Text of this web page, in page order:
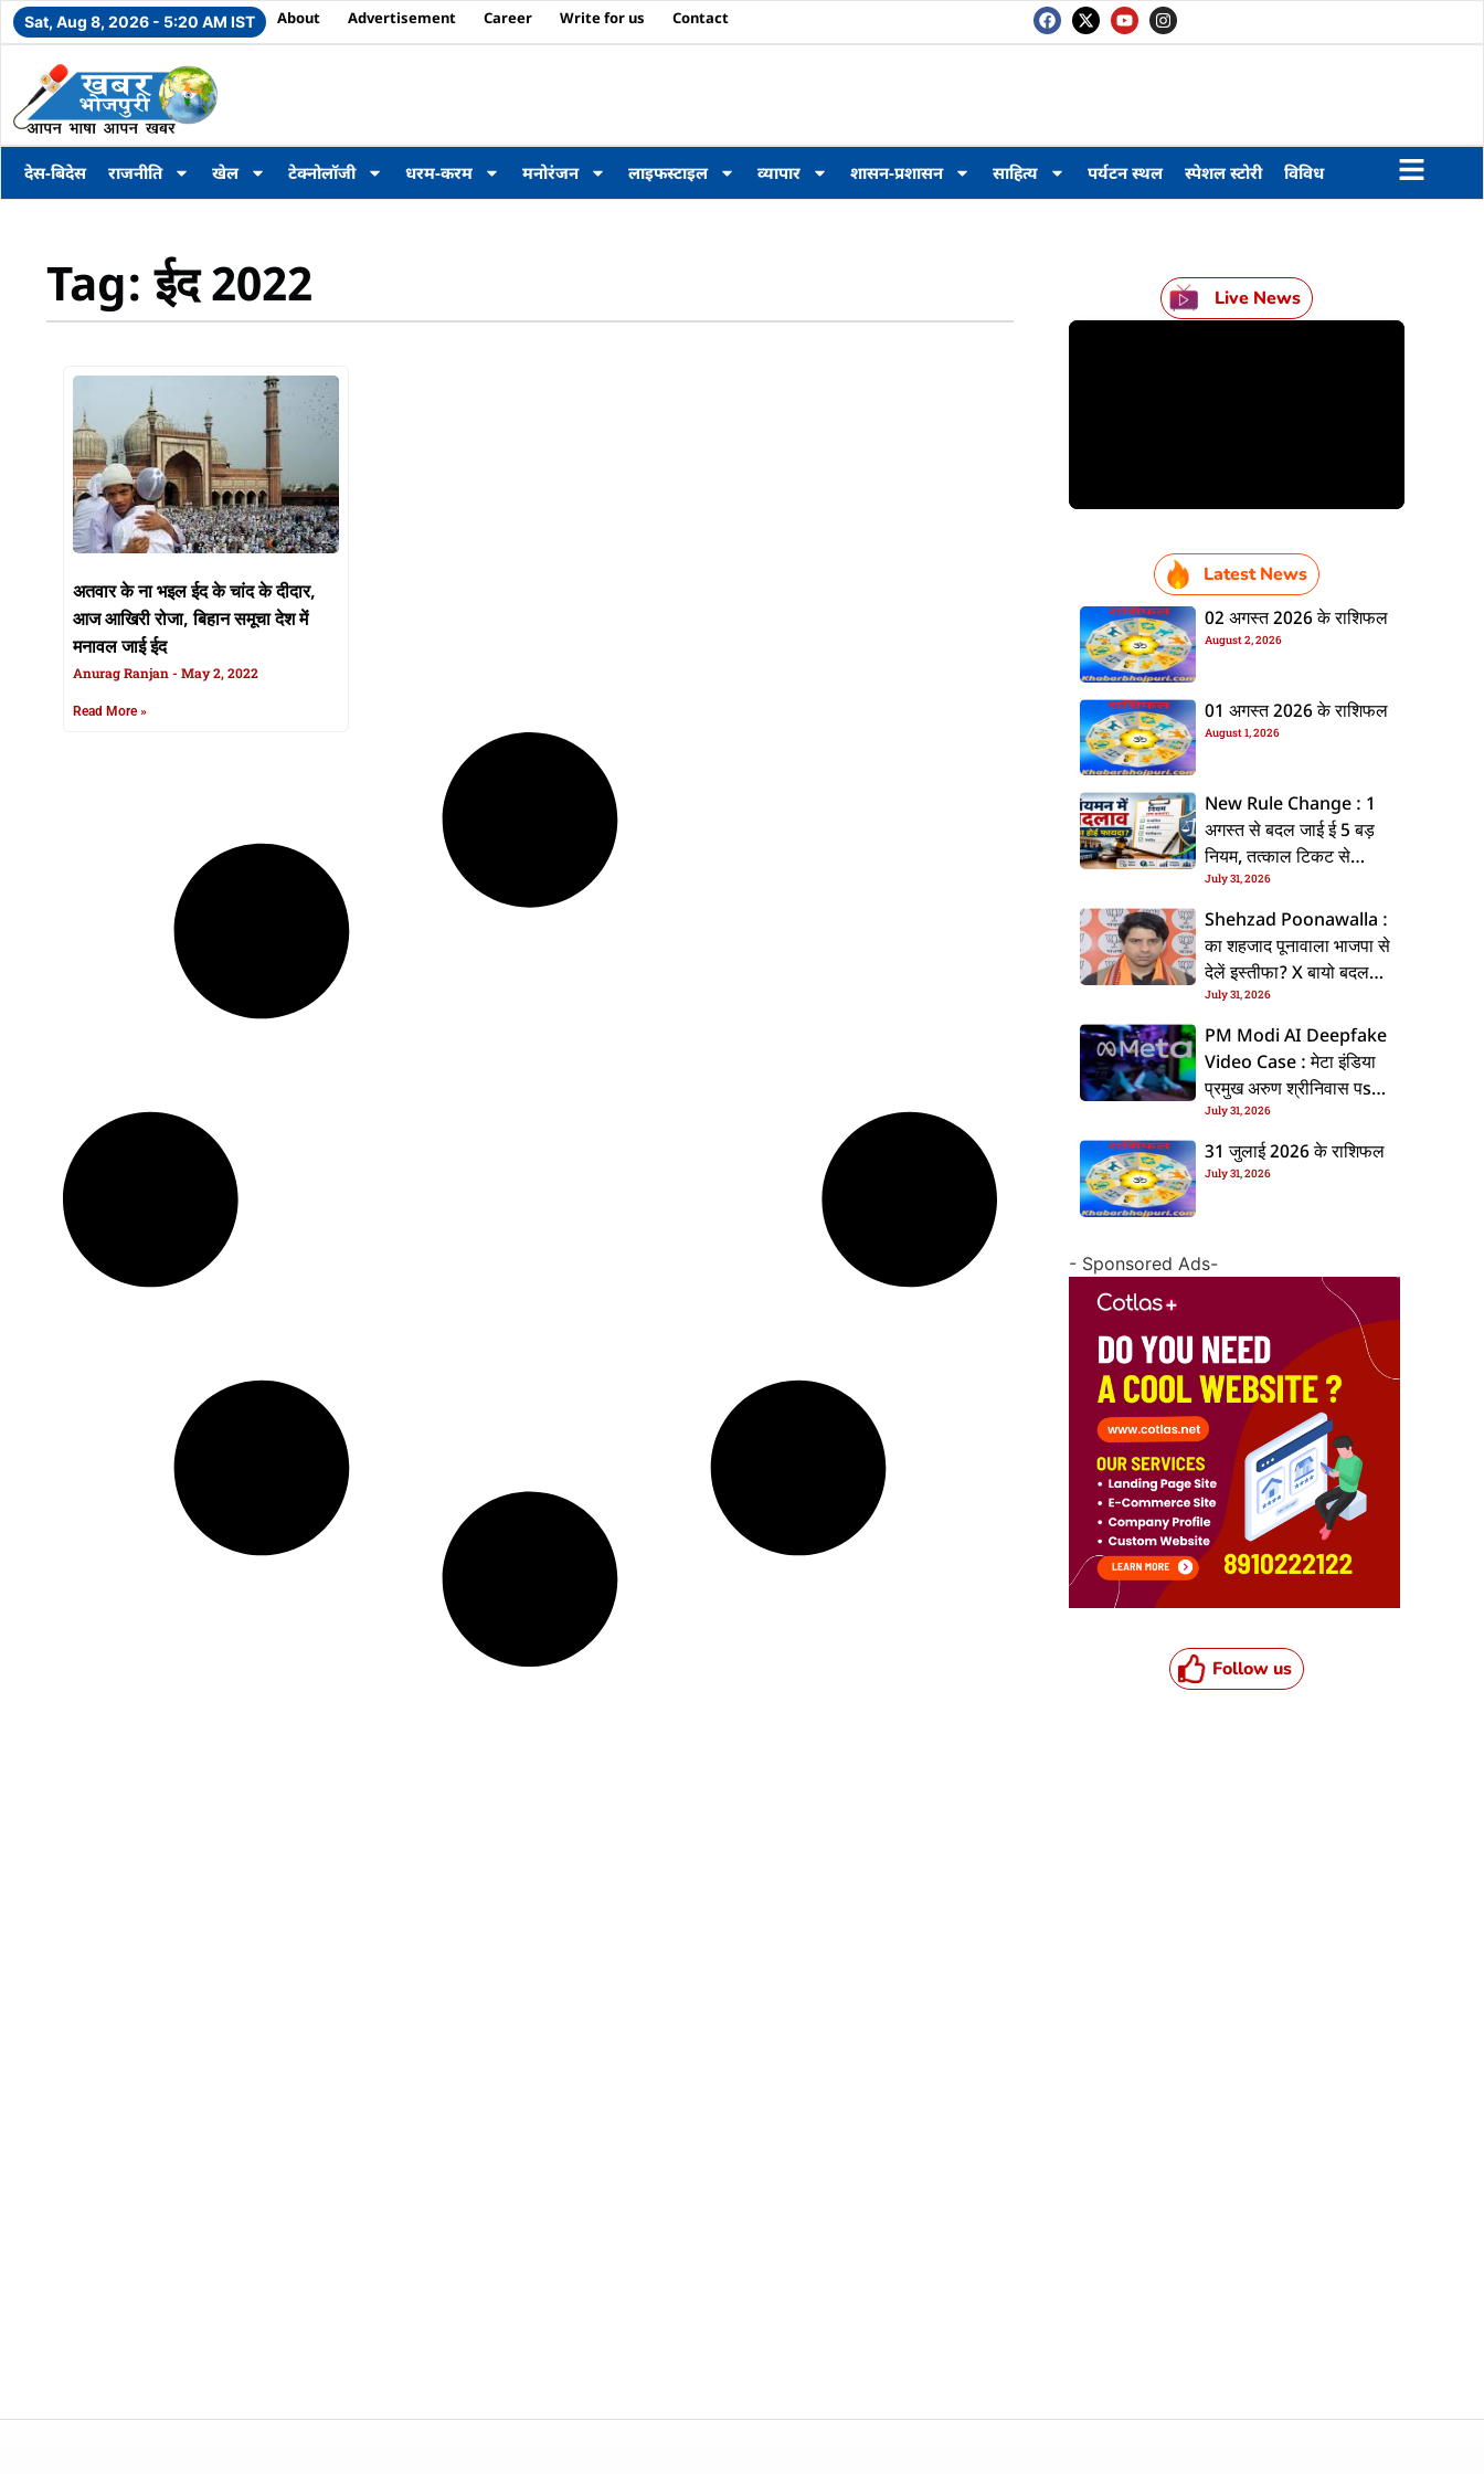
Sat, Aug 8, 2026 - 5:20 AM IST About Advertisement Career Write for us Contact
देस-बिदेस राजनीति खेल टेक्नोलॉजी धरम-करम मनोरंजन लाइफस्टाइल व्यापार शासन-प्रशासन साहित्य पर्यटन स्थल स्पेशल स्टोरी विविध
Tag: ईद 2022
अतवार के ना भइल ईद के चांद के दीदार,
आज आखिरी रोजा, बिहान समूचा देश में
मनावल जाई ईद
Anurag Ranjan May 2, 2022
Read More »
Live News
Latest News
02 अगस्त 2026 के राशिफल
August 2, 2026
01 अगस्त 2026 के राशिफल
August 1, 2026
New Rule Change : 1
अगस्त से बदल जाई ई 5 बड़
नियम, तत्काल टिकट से
CKYC तक जानीं नया अपडेट
July 31, 2026
Shehzad Poonawalla :
का शहजाद पूनावाला भाजपा से
देलें इस्तीफा? X बायो बदलला
के बाद बढ़ल चरचा, जानीं पूरा
ममिला
July 31, 2026
PM Modi AI Deepfake
Video Case : मेटा इंडिया
प्रमुख अरुण श्रीनिवास पs
एफआईआर, जानीं पूरा ममिला
July 31, 2026
31 जुलाई 2026 के राशिफल
July 31, 2026
- Sponsored Ads-
Follow us